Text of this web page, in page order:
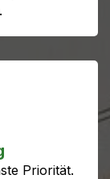
Priorität.